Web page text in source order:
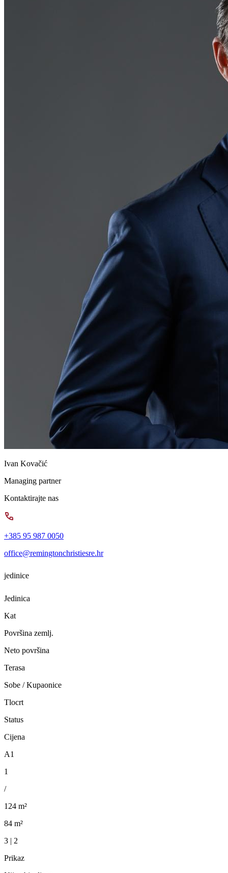
Ivan Kovačić
Managing partner
Kontaktirajte nas
+385 95 987 0050
office@remingtonchristiesre.hr
jedinice
Jedinica
Kat
Površina zemlj.
Neto površina
Terasa
Sobe / Kupaonice
Tlocrt
Status
Cijena
A1
1
/
124 m²
84 m²
3 | 2
Prikaz